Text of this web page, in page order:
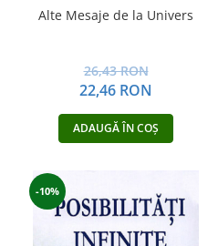
Alte Mesaje de la Univers
26,43 RON
22,46 RON
ADAUGĂ ÎN COȘ
-10%